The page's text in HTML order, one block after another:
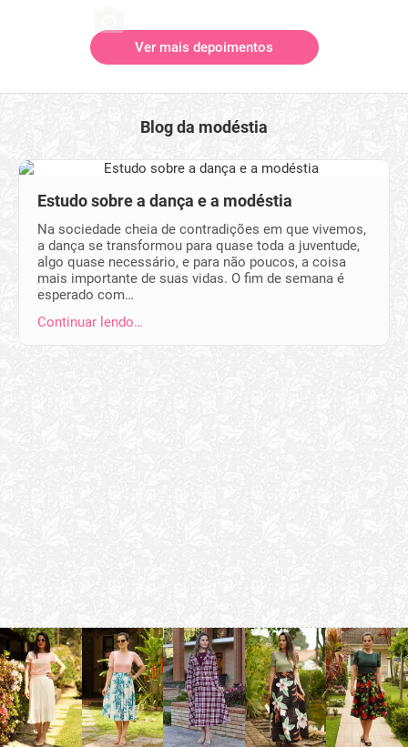
Ver mais depoimentos
Blog da modéstia
Estudo sobre a dança e a modéstia
Na sociedade cheia de contradições em que vivemos,
a dança se transformou para quase toda a juventude,
algo quase necessário, e para não poucos, a coisa
mais importante de suas vidas. O fim de semana é
esperado com…
Continuar lendo…